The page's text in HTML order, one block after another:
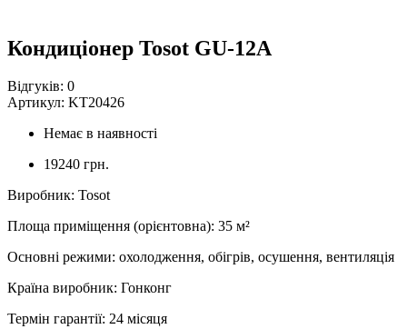
Кондиціонер Tosot GU-12A
Відгуків: 0
Артикул: KT20426
Немає в наявності
19240 грн.
Виробник: Tosot
Площа приміщення (орієнтовна): 35 м²
Основні режими: охолодження, обігрів, осушення, вентиляція
Країна виробник: Гонконг
Термін гарантії: 24 місяця